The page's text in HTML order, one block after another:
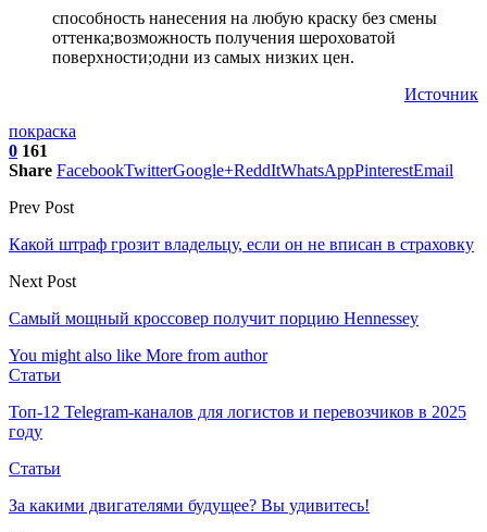
способность нанесения на любую краску без смены
оттенка;возможность получения шероховатой
поверхности;одни из самых низких цен.
Источник
покраска
0 161
Share FacebookTwitterGoogle+ReddItWhatsAppPinterestEmail
Prev Post
Какой штраф грозит владельцу, если он не вписан в страховку
Next Post
Самый мощный кроссовер получит порцию Hennessey
You might also like More from author
Статьи
Топ-12 Telegram-каналов для логистов и перевозчиков в 2025
году
Статьи
За какими двигателями будущее? Вы удивитесь!